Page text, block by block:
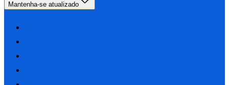
Mantenha-se atualizado